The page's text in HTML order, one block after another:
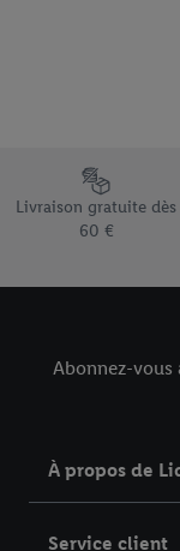
Élément du pied
Livraison gratuite dès
60 €
Abonnez-vous
À propos de
Service client